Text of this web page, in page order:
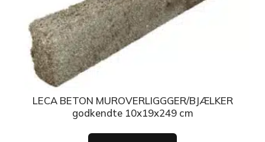
LECA BETON MUROVERLIGGGER/BJÆLKER
godkendte 10x19x249 cm